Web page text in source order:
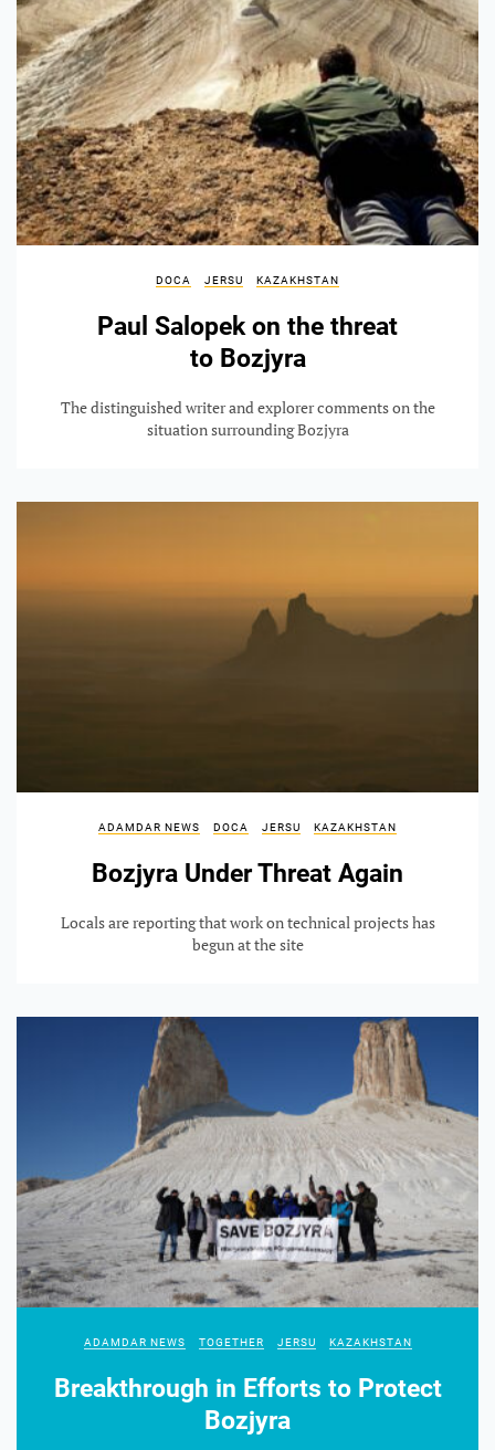
DOCA JERSU KAZAKHSTAN
Paul Salopek on the threat
to Bozjyra
The distinguished writer and explorer comments on the
situation surrounding Bozjyra
ADAMDAR NEWS DOCA JERSU KAZAKHSTAN
Bozjyra Under Threat Again
Locals are reporting that work on technical projects has
begun at the site
ADAMDAR NEWS TOGETHER JERSU KAZAKHSTAN
Breakthrough in Efforts to Protect
Bozjyra